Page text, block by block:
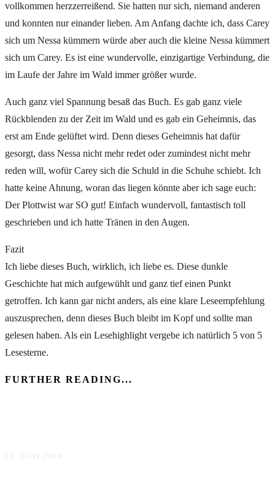
vollkommen herzzerreißend. Sie hatten nur sich, niemand anderen
und konnten nur einander lieben. Am Anfang dachte ich, dass Carey
sich um Nessa kümmern würde aber auch die kleine Nessa kümmert
sich um Carey. Es ist eine wundervolle, einzigartige Verbindung, die
im Laufe der Jahre im Wald immer größer wurde.
Auch ganz viel Spannung besaß das Buch. Es gab ganz viele
Rückblenden zu der Zeit im Wald und es gab ein Geheimnis, das
erst am Ende gelüftet wird. Denn dieses Geheimnis hat dafür
gesorgt, dass Nessa nicht mehr redet oder zumindest nicht mehr
reden will, wofür Carey sich die Schuld in die Schuhe schiebt. Ich
hatte keine Ahnung, woran das liegen könnte aber ich sage euch:
Der Plottwist war SO gut! Einfach wundervoll, fantastisch toll
geschrieben und ich hatte Tränen in den Augen.
Fazit
Ich liebe dieses Buch, wirklich, ich liebe es. Diese dunkle
Geschichte hat mich aufgewühlt und ganz tief einen Punkt
getroffen. Ich kann gar nicht anders, als eine klare Leseempfehlung
auszusprechen, denn dieses Buch bleibt im Kopf und sollte man
gelesen haben. Als ein Lesehighlight vergebe ich natürlich 5 von 5
Lesesterne.
FURTHER READING...
10. JUNI 2020